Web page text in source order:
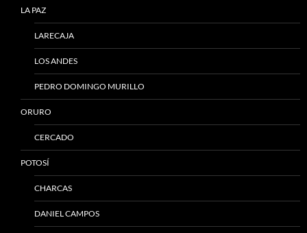
LA PAZ
LARECAJA
LOS ANDES
PEDRO DOMINGO MURILLO
ORURO
CERCADO
POTOSÍ
CHARCAS
DANIEL CAMPOS